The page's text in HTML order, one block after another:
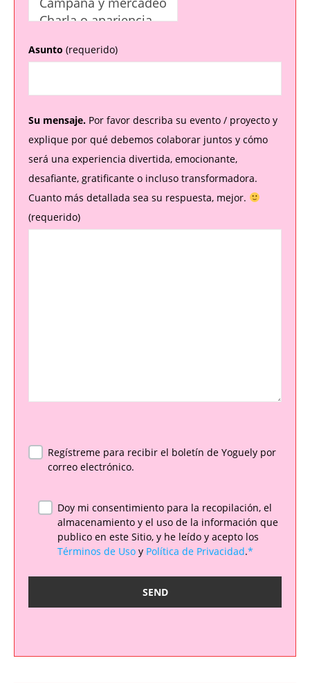
Asunto (requerido)
Su mensaje. Por favor describa su evento / proyecto y
explique por qué debemos colaborar juntos y cómo
será una experiencia divertida, emocionante,
desafiante, gratificante o incluso transformadora.
Cuanto más detallada sea su respuesta, mejor.
(requerido)
Regístreme para recibir el boletín de Yoguely por
correo electrónico.
Doy mi consentimiento para la recopilación, el
almacenamiento y el uso de la información que
publico en este Sitio, y he leído y acepto los
Términos de Uso y Política de Privacidad.*